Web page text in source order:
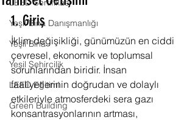
LEED Sertifikası
Yeşil Bina Danışmanlığı
Yeşil Bina
Yeşil Şehircilik
LEED Eğitimi
Green Building
1. Giriş
İklim değişikliği, günümüzün en ciddi
çevresel, ekonomik ve toplumsal
sorunlarından biridir. İnsan
faaliyetlerinin doğrudan ve dolaylı
etkileriyle atmosferdeki sera gazı
konsantrasyonlarının artması,